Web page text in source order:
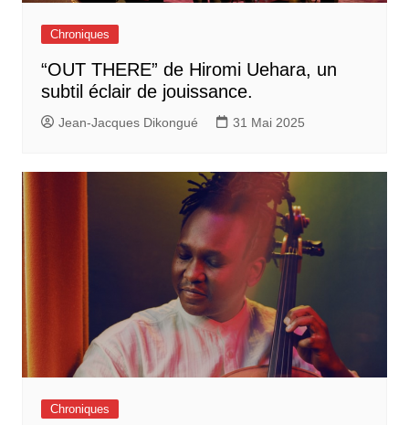
Chroniques
“OUT THERE” de Hiromi Uehara, un
subtil éclair de jouissance.
Jean-Jacques Dikongué 31 Mai 2025
Chroniques